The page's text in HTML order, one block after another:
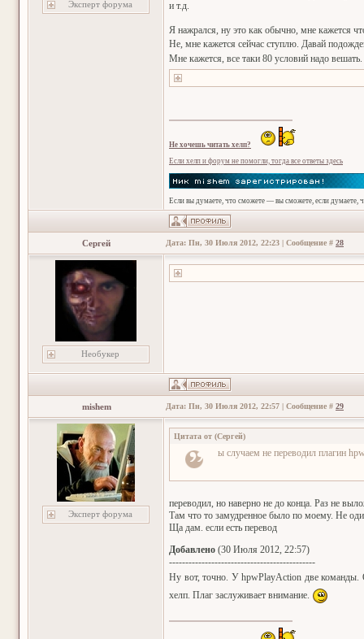
Эксперт форума
и т.д.
Я нажрался, ну это как обычно, мне кажется
Не, мне кажется сейчас ступлю. Давай
Мне кажется, все таки 80 условий надо
Не хочешь читать хелп?
Если хелп и форум не помогли, тогда все ответы здесь
Если вы думаете, что сможете — вы сможете, если думаете,
Сергей Дата: Пн, 30 Июля 2012, 22:23 | Сообщение # 28
Необукер
mishem Дата: Пн, 30 Июля 2012, 22:57 | Сообщение # 29
Эксперт форума
Цитата от (Сергей)
ы случаем не переводил плагин
переводил, но наверно не до конца. Раз не
Там что то замудренное было по моему. Не
Ща дам. если есть перевод
Добавлено (30 Июля 2012, 22:57)
---------------------------------------------
Ну вот, точно. У hpwPlayAction две команды.
хелп. Плаг заслуживает внимание.